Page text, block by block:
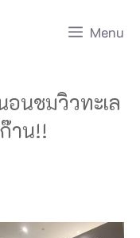
Menu
นชมวิวทะเล
าน!!